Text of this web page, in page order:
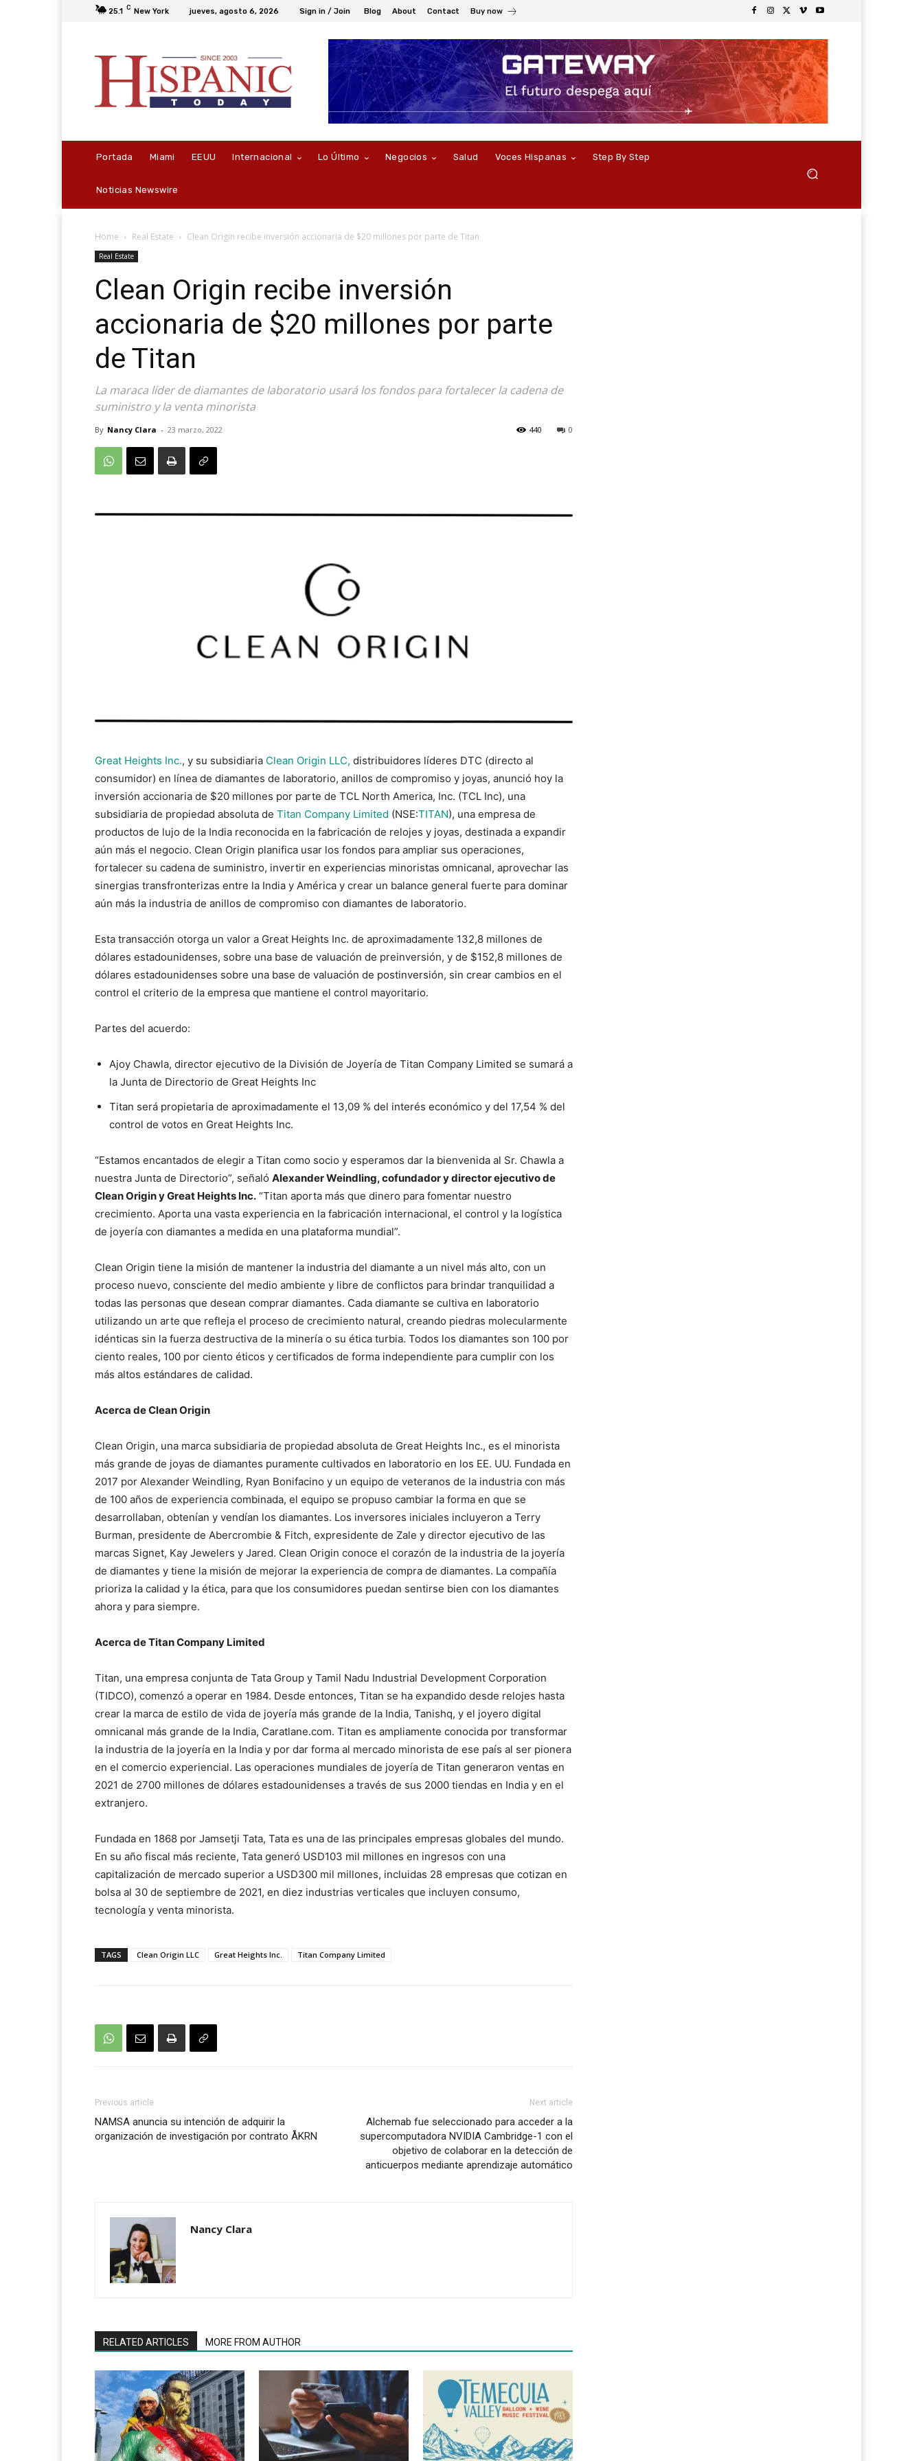
25.1 C New York jueves, agosto 6, 2026 Sign in / Join Blog About Contact Buy now
Portada Miami EEUU Internacional Lo Último Negocios Salud Voces Hispanas Step By Step
Noticias Newswire
Home Real Estate Clean Origin recibe inversión accionaria de $20 millones por parte de Titan
Real Estate
Clean Origin recibe inversión
accionaria de $20 millones por parte
de Titan
La maraca líder de diamantes de laboratorio usará los fondos para fortalecer la cadena de
suministro y la venta minorista
By Nancy Clara - 23 marzo, 2022 0
440
Great Heights Inc., y su subsidiaria Clean Origin LLC, distribuidores líderes DTC (directo al
consumidor) en línea de diamantes de laboratorio, anillos de compromiso y joyas, anunció hoy la
inversión accionaria de $20 millones por parte de TCL North America, Inc. (TCL Inc), una
subsidiaria de propiedad absoluta de Titan Company Limited (NSE:TITAN), una empresa de
productos de lujo de la India reconocida en la fabricación de relojes y joyas, destinada a expandir
aún más el negocio. Clean Origin planifica usar los fondos para ampliar sus operaciones,
fortalecer su cadena de suministro, invertir en experiencias minoristas omnicanal, aprovechar las
sinergias transfronterizas entre la India y América y crear un balance general fuerte para dominar
aún más la industria de anillos de compromiso con diamantes de laboratorio.
Esta transacción otorga un valor a Great Heights Inc. de aproximadamente 132,8 millones de
dólares estadounidenses, sobre una base de valuación de preinversión, y de $152,8 millones de
dólares estadounidenses sobre una base de valuación de postinversión, sin crear cambios en el
control el criterio de la empresa que mantiene el control mayoritario.
Partes del acuerdo:
Ajoy Chawla, director ejecutivo de la División de Joyería de Titan Company Limited se sumará a
la Junta de Directorio de Great Heights Inc
Titan será propietaria de aproximadamente el 13,09 % del interés económico y del 17,54 % del
control de votos en Great Heights Inc.
“Estamos encantados de elegir a Titan como socio y esperamos dar la bienvenida al Sr. Chawla a
nuestra Junta de Directorio”, señaló Alexander Weindling, cofundador y director ejecutivo de
Clean Origin y Great Heights Inc. “Titan aporta más que dinero para fomentar nuestro
crecimiento. Aporta una vasta experiencia en la fabricación internacional, el control y la logística
de joyería con diamantes a medida en una plataforma mundial”.
Clean Origin tiene la misión de mantener la industria del diamante a un nivel más alto, con un
proceso nuevo, consciente del medio ambiente y libre de conflictos para brindar tranquilidad a
todas las personas que desean comprar diamantes. Cada diamante se cultiva en laboratorio
utilizando un arte que refleja el proceso de crecimiento natural, creando piedras molecularmente
idénticas sin la fuerza destructiva de la minería o su ética turbia. Todos los diamantes son 100 por
ciento reales, 100 por ciento éticos y certificados de forma independiente para cumplir con los
más altos estándares de calidad.
Acerca de Clean Origin
Clean Origin, una marca subsidiaria de propiedad absoluta de Great Heights Inc., es el minorista
más grande de joyas de diamantes puramente cultivados en laboratorio en los EE. UU. Fundada en
2017 por Alexander Weindling, Ryan Bonifacino y un equipo de veteranos de la industria con más
de 100 años de experiencia combinada, el equipo se propuso cambiar la forma en que se
desarrollaban, obtenían y vendían los diamantes. Los inversores iniciales incluyeron a Terry
Burman, presidente de Abercrombie & Fitch, expresidente de Zale y director ejecutivo de las
marcas Signet, Kay Jewelers y Jared. Clean Origin conoce el corazón de la industria de la joyería
de diamantes y tiene la misión de mejorar la experiencia de compra de diamantes. La compañía
prioriza la calidad y la ética, para que los consumidores puedan sentirse bien con los diamantes
ahora y para siempre.
Acerca de Titan Company Limited
Titan, una empresa conjunta de Tata Group y Tamil Nadu Industrial Development Corporation
(TIDCO), comenzó a operar en 1984. Desde entonces, Titan se ha expandido desde relojes hasta
crear la marca de estilo de vida de joyería más grande de la India, Tanishq, y el joyero digital
omnicanal más grande de la India, Caratlane.com. Titan es ampliamente conocida por transformar
la industria de la joyería en la India y por dar forma al mercado minorista de ese país al ser pionera
en el comercio experiencial. Las operaciones mundiales de joyería de Titan generaron ventas en
2021 de 2700 millones de dólares estadounidenses a través de sus 2000 tiendas en India y en el
extranjero.
Fundada en 1868 por Jamsetji Tata, Tata es una de las principales empresas globales del mundo.
En su año fiscal más reciente, Tata generó USD103 mil millones en ingresos con una
capitalización de mercado superior a USD300 mil millones, incluidas 28 empresas que cotizan en
bolsa al 30 de septiembre de 2021, en diez industrias verticales que incluyen consumo,
tecnología y venta minorista.
TAGS Clean Origin LLC Great Heights Inc. Titan Company Limited
Previous article
NAMSA anuncia su intención de adquirir la
organización de investigación por contrato ÅKRN
Next article
Alchemab fue seleccionado para acceder a la
supercomputadora NVIDIA Cambridge-1 con el
objetivo de colaborar en la detección de
anticuerpos mediante aprendizaje automático
Nancy Clara
RELATED ARTICLES MORE FROM AUTHOR